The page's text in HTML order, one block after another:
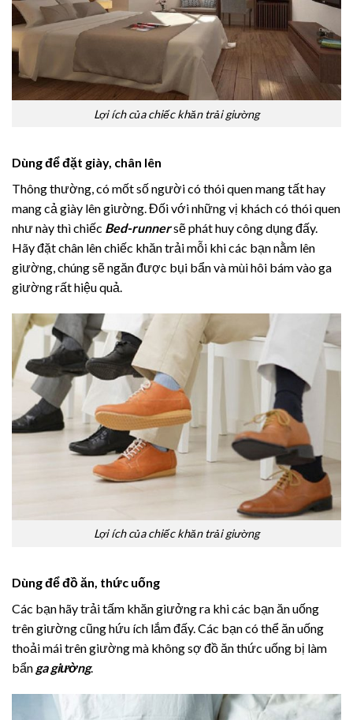
Lợi ích của chiếc khăn trải giường
Dùng để đặt giày, chân lên
Thông thường, có mốt số người có thói quen mang tất hay
mang cả giày lên giường. Đối với những vị khách có thói quen
như này thì chiếc Bed-runnersẽ phát huy công dụng đấy.
Hãy đặt chân lên chiếc khăn trải mỗi khi các bạn nằm lên
giường, chúng sẽ ngăn được bụi bẩn và mùi hôi bám vào ga
giường rất hiệu quả.
Lợi ích của chiếc khăn trải giường
Dùng để đồ ăn, thức uống
Các bạn hãy trải tấm khăn giưởng ra khi các bạn ăn uống
trên giường cũng hứu ích lắm đấy. Các bạn có thể ăn uống
thoải mái trên giường mà không sợ đồ ăn thức uống bị làm
bẩn ga giường.